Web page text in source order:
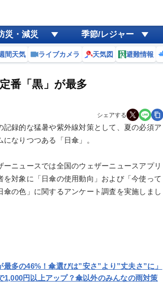
災・減災 季節/レジャー
間天気 ライブカメラ 天気図 避難情報
番「黒」が最多
シェアする
記録的な猛暑や紫外線対策として、夏の必須ア
になりつつある「日傘」。
ーニュースでは全国のウェザーニュースアプリ
を対象に「日傘の使用動向」および「今使って
傘の色」に関するアンケート調査を実施しまし
多の46%！傘選びは”安さ”より”丈夫さ”に」
円以上アップ？傘以外のみんなの雨対策